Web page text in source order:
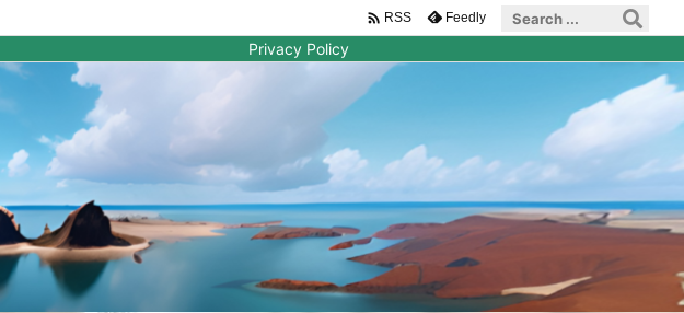
Privacy Policy
 RSS Feedly